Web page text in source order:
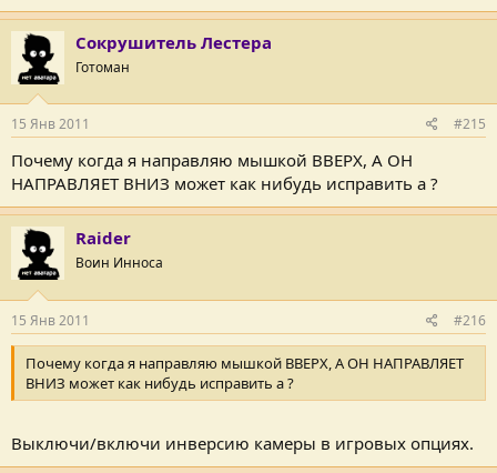
Сокрушитель Лестера
Готоман
15 Янв 2011 #215
Почему когда я направляю мышкой ВВЕРХ, А ОН
НАПРАВЛЯЕТ ВНИЗ может как нибудь исправить а ?
Raider
Воин Инноса
15 Янв 2011 #216
Почему когда я направляю мышкой ВВЕРХ, А ОН НАПРАВЛЯЕТ
ВНИЗ может как нибудь исправить а ?
Выключи/включи инверсию камеры в игровых опциях.